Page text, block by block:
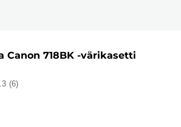
Canon 718BK -värikasetti
(6)